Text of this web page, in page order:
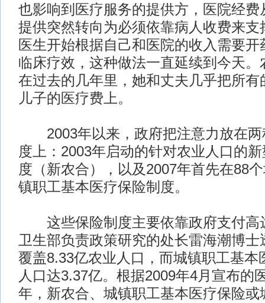
也影响到医疗服务的提供方，医院经费
提供突然转向为必须依靠病人收费来支
医生开始根据自己和医院的收入需要
临床疗效，这种做法一直延续到今天。
在过去的几年里，她和丈夫几乎把所有
儿子的医疗费上。
2003年以来，政府把注意力放在两
度上：2003年启动的针对农业人口的
度（新农合），以及2007年首先在88
镇职工基本医疗保险制度。
这些保险制度主要依靠政府支付高
卫生部负责政策研究的处长雷海潮博
覆盖8.33亿农业人口，而城镇职工基本
人口达3.37亿。根据2009年4月宣布的
年，新农合、城镇职工基本医疗保险或